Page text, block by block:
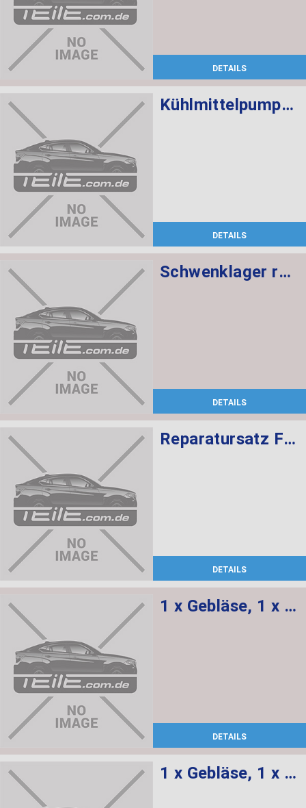
DETAILS
Kühlmittelpumpe mechanisch
DETAILS
Schwenklager rechts
DETAILS
Reparatursatz Faltenbalg ZF
DETAILS
1 x Gebläse, 1 x Regler Gebläse
DETAILS
1 x Gebläse, 1 x Regler Gebläse